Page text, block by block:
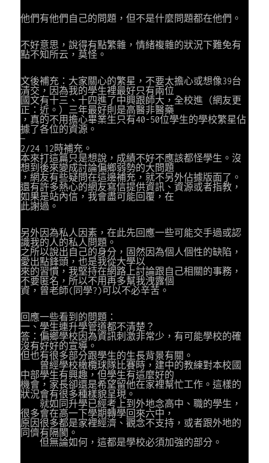
他們有他們自己的問題，但不是什麼問題都在他們。
不好意思，說得有點繁雜，情緒複雜的狀況下難免有
點不知所云，莫怪。
文後補充：大家關心的繁星，不要太擔心或想像39台
清交，因為我的學生裡最好只有兩位
國文有十三、十四進了中興跟師大，全校進（網友更
正：近。）三年最好則是高醫非醫藥
，真的不用擔心畢業生只有40-50位學生的學校繁星佔
據了各位的資源。
—
2/24 12時補充。
本來打這篇只是想說，成績不好不應該都怪學生。沒
想到後來變成討論偏鄉弱勢的大問題
，網友有些疑問在這邊補充，就不另外佔據版面了。
還有許多熱心的網友寫信提供資訊、資源或者指教，
如果是站內信，我會盡可能回覆，在
此謝過。
另外因為私人因素，在此先回應一些可能交手過或認
識我的人的私人問題。
之所以說出自己的身分，固然因為個人個性的缺陷，
愛出點鋒頭，也是我從大學以
來的習慣，我堅持在網路上討論跟自己相關的事務，
不要匿名，所以不用再多幫我洩露個
資，曾老師(同學?)可以不必辛苦。
回應一些看到的問題：
一、學生連升學管道都不清楚？
答：偏鄉學校因為資訊刺激非常少，有可能學校的確
沒有好好的宣導。
但也有很多部分跟學生的生長背景有關。
曾經學校橄欖球隊比賽時，建中的教練對本校國
中部學生有興趣，但學生有這麼好的
機會，家長卻還是希望留他在家裡幫忙工作。這樣的
狀況會有很多種樣貌呈現。
就如同升學已經考上到外地念高中、職的學生，
很多會在高一下學期轉學回來六中，
原因很多都是家裡經濟、觀念不支持，或者跟外地的
同儕有隔閡。
但無論如何，這都是學校必須加強的部分。